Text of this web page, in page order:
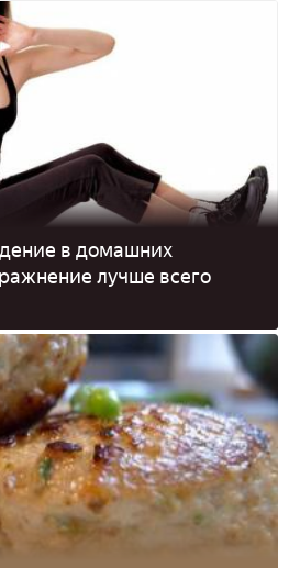
в домашних
лучше всего